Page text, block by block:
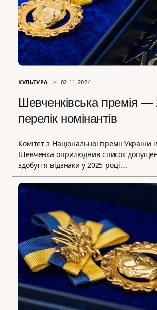
КУЛЬТУРА 02.11.2024
Шевченківська премія —
перелік номінантів
Комітет з Національної премії України
Шевченка оприлюднив список
здобуття відзнаки у 2025 році.…